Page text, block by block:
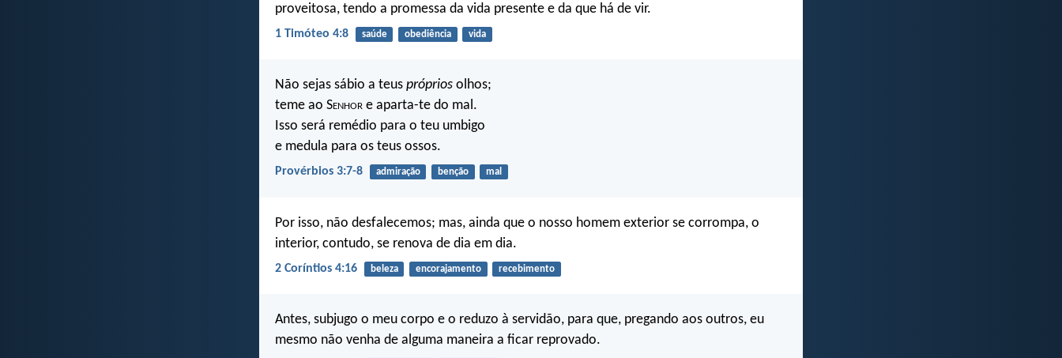
proveitosa, tendo a promessa da vida presente e da que há de vir.
1 Timóteo 4:8 saúde obediência vida
Não sejas sábio a teus próprios olhos;
teme ao Senhor e aparta-te do mal.
Isso será remédio para o teu umbigo
e medula para os teus ossos.
Provérbios 3:7-8 admiração benção mal
Por isso, não desfalecemos; mas, ainda que o nosso homem exterior se corrompa, o
interior, contudo, se renova de dia em dia.
2 Coríntios 4:16 beleza encorajamento recebimento
Antes, subjugo o meu corpo e o reduzo à servidão, para que, pregando aos outros, eu
mesmo não venha de alguma maneira a ficar reprovado.